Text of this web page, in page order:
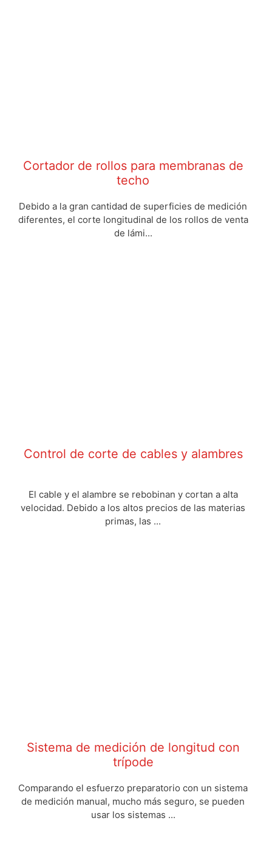
Cortador de rollos para membranas de
techo
Debido a la gran cantidad de superficies de medición
diferentes, el corte longitudinal de los rollos de venta
de lámi...
Control de corte de cables y alambres
El cable y el alambre se rebobinan y cortan a alta
velocidad. Debido a los altos precios de las materias
primas, las ...
Sistema de medición de longitud con
trípode
Comparando el esfuerzo preparatorio con un sistema
de medición manual, mucho más seguro, se pueden
usar los sistemas ...